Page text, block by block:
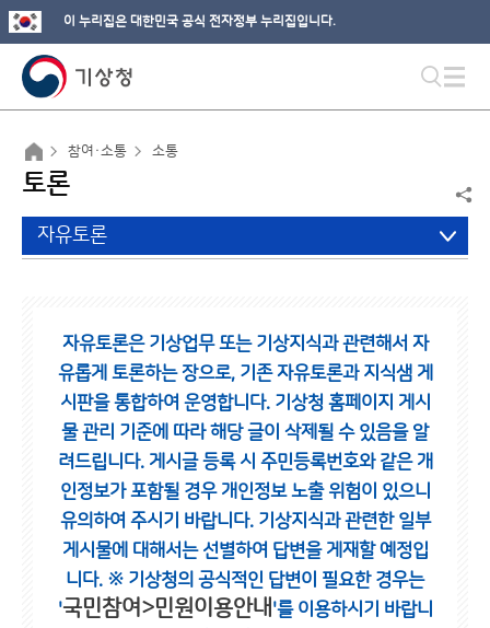
이 누리집은 대한민국 공식 전자정부 누리집입니다.
참여·소통 소통
토론
자유토론
자유토론은 기상업무 또는 기상지식과 관련해서 자
유롭게 토론하는 장으로, 기존 자유토론과 지식샘 게
시판을 통합하여 운영합니다. 기상청 홈페이지 게시
물 관리 기준에 따라 해당 글이 삭제될 수 있음을 알
려드립니다. 게시글 등록 시 주민등록번호와 같은 개
인정보가 포함될 경우 개인정보 노출 위험이 있으니
유의하여 주시기 바랍니다. 기상지식과 관련한 일부
게시물에 대해서는 선별하여 답변을 게재할 예정입
니다. ※ 기상청의 공식적인 답변이 필요한 경우는
'국민참여>민원이용안내 '를 이용하시기 바랍니